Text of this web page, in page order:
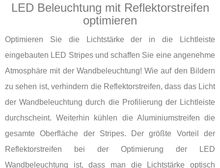
LED Beleuchtung mit Reflektorstreifen
optimieren
Optimieren Sie die Lichtstärke der in die Lichtleiste
eingebauten LED Stripes und schaffen Sie eine angenehme
Atmosphäre mit der Wandbeleuchtung! Wie auf den Bildern
zu sehen ist, verhindern die Reflektorstreifen, dass das Licht
der Wandbeleuchtung durch die Profilierung der Lichtleiste
durchscheint. Weiterhin kühlen die Aluminiumstreifen die
gesamte Oberfläche der Stripes. Der größte Vorteil der
Reflektorstreifen bei der Optimierung der LED
Wandbeleuchtung ist, dass man die Lichtstärke optisch